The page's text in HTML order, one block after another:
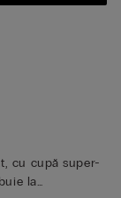
cu cupă super-
la